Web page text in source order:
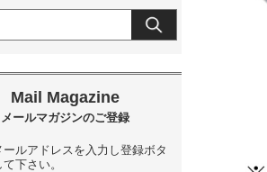
ールアドレスを入力し登録ボタ
下さい。